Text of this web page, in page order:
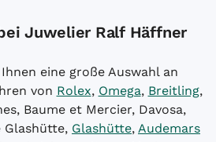
Juwelier Ralf Häffner
eine große Auswahl an
von Rolex, Omega, Breitling,
Baume et Mercier, Davosa,
Glashütte, Glashütte, Audemars